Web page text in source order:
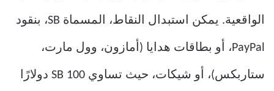
الواقعية. يمكن استبدال النقاط، المسماة SB، بنقود
PayPal، أو بطاقات هدايا (أمازون، وول مارت،
ستاربكس)، أو شيكات، حيث تساوي 100 SB دولارًا